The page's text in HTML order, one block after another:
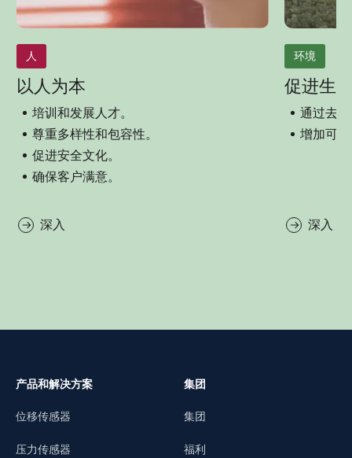
人
以人为本
培训和发展人才。
尊重多样性和包容性。
促进安全文化。
确保客户满意。
深入
环境
促进生
通过去
增加可
深入
产品和解决方案
位移传感器
压力传感器
集团
集团
福利